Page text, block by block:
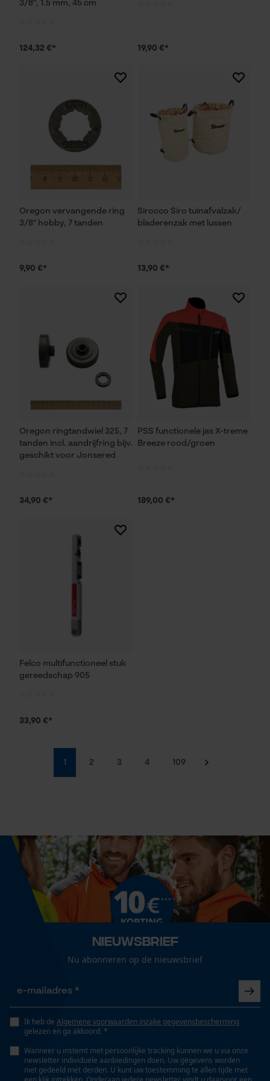
3/8", 1.5 mm, 45 cm
124,32 €* 19,90 €*
Oregon vervangende ring
3/8" hobby, 7 tanden
9,90 €*
Sirocco Siro tuinafvalzak/
bladerenzak met lussen
13,90 €*
Oregon ringtandwiel 325, 7
tanden incl. aandrijfring bijv.
geschikt voor Jonsered
34,90 €*
PSS functionele jas X-treme
Breeze rood/groen
189,00 €*
Felco multifunctioneel stuk
gereedschap 905
33,90 €*
1 2 3 4 109
Nieuwsbrief
Nu abonneren op de nieuwsbrief
Ik heb de Algemene voorwaarden inzake gegevensbescherming
gelezen en ga akkoord. *
Wanneer u instemt met persoonlijke tracking kunnen we u via onze
newsletter individuele aanbiedingen doen. Uw gegevens worden
niet gedeeld met derden. U kunt uw toestemming te allen tijde met
De keuze voor
Econda Tag Manager
Statistische Cookies
Mouseflow Web Analytics Tool
Loop54 Personalization
Gepersonaliseerde homepage
Opgeslagen winkelwagen
Persoonlijke begroeting
Geo-IP en gebruikersdetectie
YouTube-video's